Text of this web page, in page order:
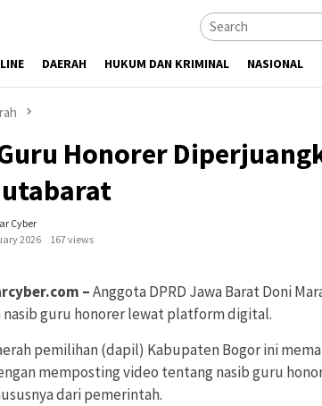
DAERAH HUKUM DAN KRIMINAL NASIONAL
Honorer
Cyber
2026
167 views
–Anggota DPRD Jawa Barat Doni
nasib guru honorer lewat platform digital.
pemilihan (dapil) Kabupaten Bogor ini
memposting video tentang nasib guru
dari pemerintah.